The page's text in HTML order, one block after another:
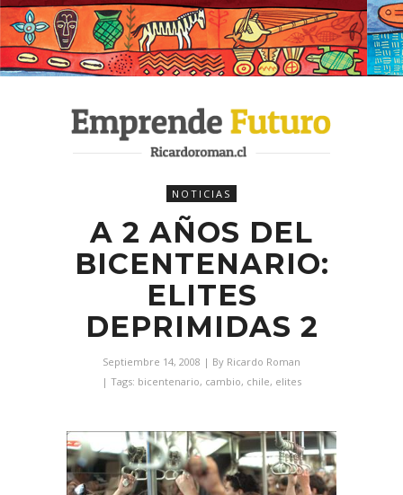
NOTICIAS
A 2 AÑOS DEL
BICENTENARIO:
ELITES
DEPRIMIDAS 2
Septiembre 14, 2008 | By Ricardo Roman
| Tags: bicentenario, cambio, chile, elites